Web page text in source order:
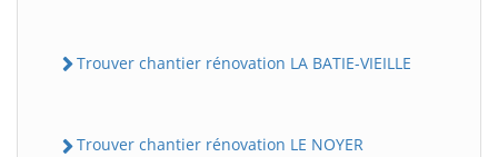
Trouver chantier rénovation LA BATIE-VIEILLE
Trouver chantier rénovation LE NOYER